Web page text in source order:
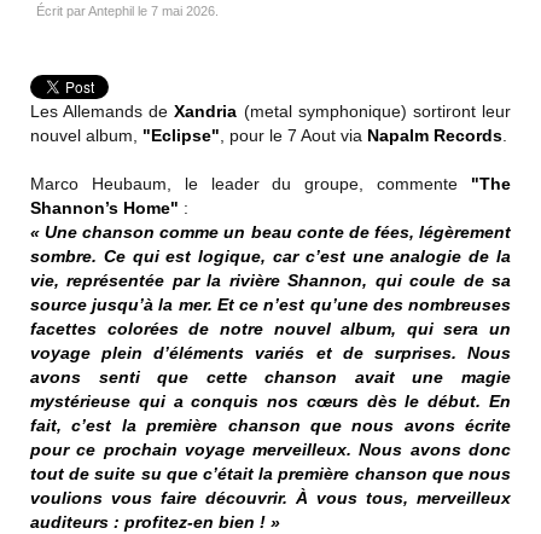
Écrit par Antephil le 7 mai 2026
Les Allemands deXandria (metal symphonique) sortiront leur
nouvel album, "Eclipse" , pour le 7 Aout via Napalm Records
Marco Heubaum, le leader du groupe, commente "The
Shannon’s Home" :
« Une chanson comme un beau conte de fées, légèrement
sombre. Ce qui est logique, car c’est une analogie de la
vie, représentée par la rivière Shannon, qui coule de sa
source jusqu’à la mer. Et ce n’est qu’une des nombreuses
facettes colorées de notre nouvel album, qui sera un
voyage plein d’éléments variés et de surprises. Nous
avons senti que cette chanson avait une magie
mystérieuse qui a conquis nos cœurs dès le début. En
fait, c’est la première chanson que nous avons écrite
pour ce prochain voyage merveilleux. Nous avons donc
tout de suite su que c’était la première chanson que nous
voulions vous faire découvrir. À vous tous, merveilleux
auditeurs : profitez-en bien ! »